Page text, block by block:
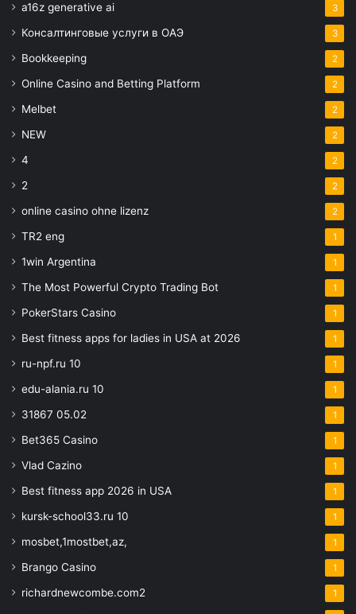
a16z generative ai 3
Консалтинговые услуги в ОАЭ 3
Bookkeeping 2
Online Casino and Betting Platform 2
Melbet 2
NEW 2
4 2
2 2
online casino ohne lizenz 2
TR2 eng 1
1win Argentina 1
The Most Powerful Crypto Trading Bot 1
PokerStars Casino 1
Best fitness apps for ladies in USA at 2026 1
ru-npf.ru 10 1
edu-alania.ru 10 1
31867 05.02 1
Bet365 Casino 1
Vlad Cazino 1
Best fitness app 2026 in USA 1
kursk-school33.ru 10 1
mosbet,1mostbet,az, 1
Brango Casino 1
richardnewcombe.com2 1